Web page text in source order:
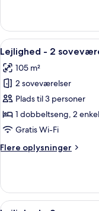
4
children)
-
soveværelser
Adults
+
4
children)
Indlæs
alle
billeder
af
Lejlighed
-
2
(3
11
Lejlighed - 2
105 m²
2 soveværelser
Plads til 3 personer
1 dobbeltseng, 2
Gratis Wi-Fi
Flere oplysninger
Flere
-
Indlæs